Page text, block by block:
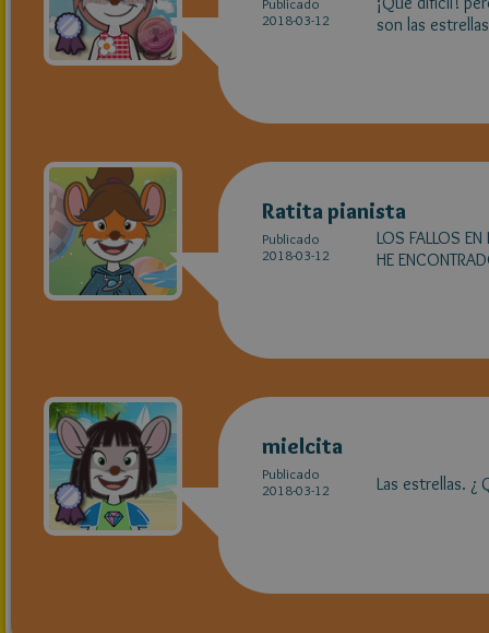
2018-03-12
son las estrellas
Ratita pianista
Publicado
2018-03-12
LOS FALLOS
HE
mielcita
Publicado
2018-03-12
Las estrellas. ¿